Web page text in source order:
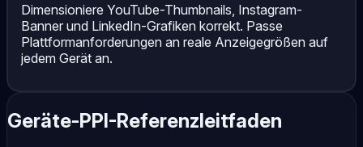
Dimensioniere YouTube-Thumbnails, Instagram-
Banner und LinkedIn-Grafiken korrekt. Passe
Plattformanforderungen an reale Anzeigegrößen auf
jedem Gerät an.
Geräte-PPI-Referenzleitfaden